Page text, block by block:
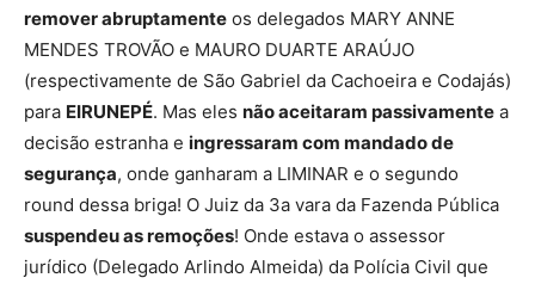
remover abruptamente os delegados MARY ANNE
MENDES TROVÃO e MAURO DUARTE ARAÚJO
(respectivamente de São Gabriel da Cachoeira e Codajás)
para EIRUNEPÉ. Mas eles não aceitaram passivamente a
decisão estranha e ingressaram com mandado de
segurança, onde ganharam a LIMINAR e o segundo
round dessa briga! O Juiz da 3a vara da Fazenda Pública
suspendeu as remoções! Onde estava o assessor
jurídico (Delegado Arlindo Almeida) da Polícia Civil que